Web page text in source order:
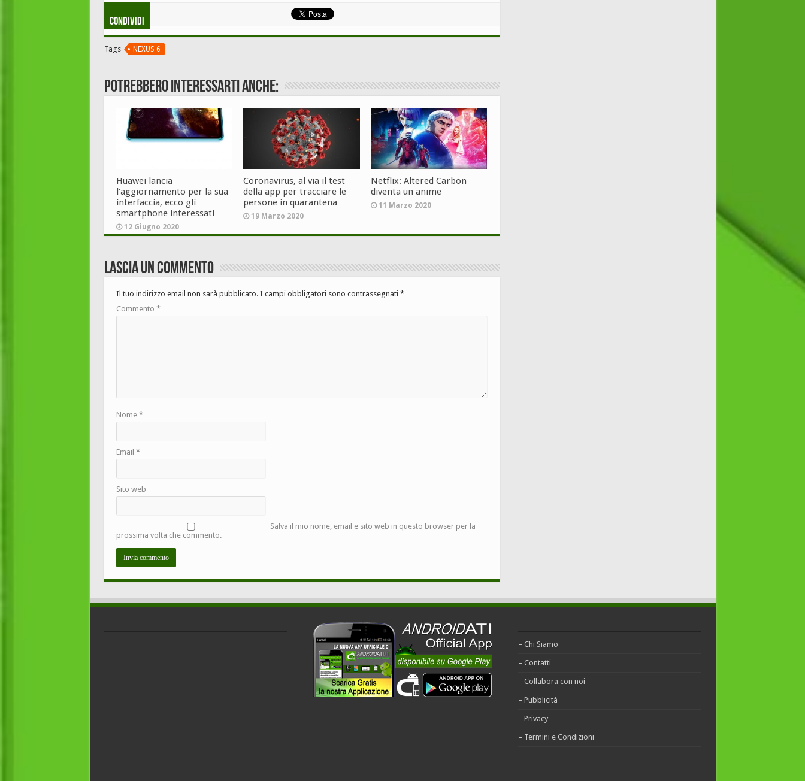
Condividi
Tags NEXUS 6
Potrebbero interessarti anche:
Huawei lancia
l’aggiornamento per la sua
interfaccia, ecco gli
smartphone interessati
12 Giugno 2020
Coronavirus, al via il test
della app per tracciare le
persone in quarantena
19 Marzo 2020
Netflix: Altered Carbon
diventa un anime
11 Marzo 2020
Lascia un commento
Il tuo indirizzo email non sarà pubblicato. I campi obbligatori sono contrassegnati *
Commento *
Nome *
Email *
Sito web
Salva il mio nome, email e sito web in questo browser per la
prossima volta che commento.
– Chi Siamo
– Contatti
– Collabora con noi
– Pubblicità
– Privacy
– Termini e Condizioni